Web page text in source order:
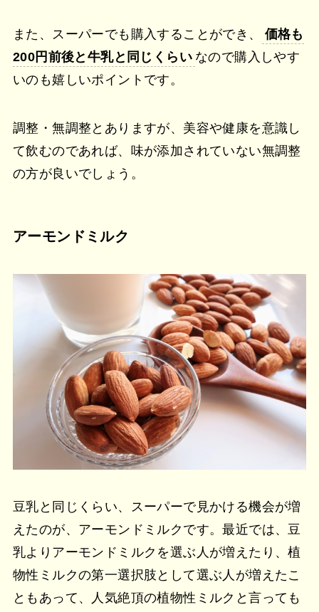
また、スーパーでも購入することができ、
価格も
200円前後と牛乳と同じくらい なので購入しやす
いのも嬉しいポイントです。
調整・無調整とありますが、美容や健康を意識し
て飲むのであれば、味が添加されていない無調整
の方が良いでしょう。
アーモンドミルク
豆乳と同じくらい、スーパーで見かける機会が増
えたのが、アーモンドミルクです。最近では、豆
乳よりアーモンドミルクを選ぶ人が増えたり、植
物性ミルクの第一選択肢として選ぶ人が増えたこ
ともあって、人気絶頂の植物性ミルクと言っても